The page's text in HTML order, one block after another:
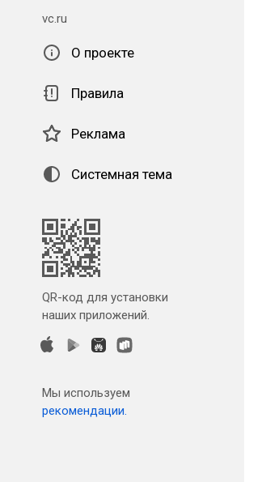
vc.ru
О проекте
Правила
Реклама
Системная тема
QR-код для установки
наших приложений.
Мы используем
рекомендации.